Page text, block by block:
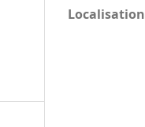
Localisation